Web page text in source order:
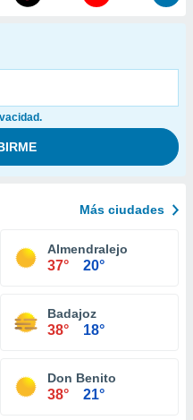
Más ciudades
Almendralejo
37° 20°
Badajoz
38° 18°
Don Benito
38° 21°